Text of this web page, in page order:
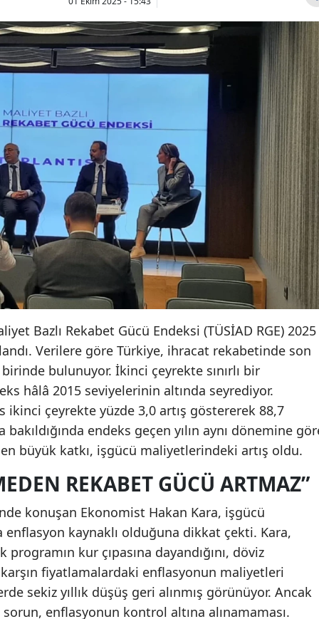
Bazlı Rekabet Gücü Endeksi (TÜSİAD RGE) 2025
Verilere göre Türkiye, ihracat rekabetinde son
birinde bulunuyor. İkinci çeyrekte sınırlı bir
hâlâ 2015 seviyelerinin altında seyrediyor.
ikinci çeyrekte yüzde 3,0 artış göstererek 88,7
bakıldığında endeks geçen yılın aynı dönemine
büyük katkı, işgücü maliyetlerindeki artış oldu.
REKABET GÜCÜ ARTMAZ”
konuşan Ekonomist Hakan Kara, işgücü
enflasyon kaynaklı olduğuna dikkat çekti. Kara,
kur çıpasına dayandığını, döviz
fiyatlamalardaki enflasyonun maliyetleri
sekiz yıllık düşüş geri alınmış görünüyor. Ancak
enflasyonun kontrol altına alınamaması.